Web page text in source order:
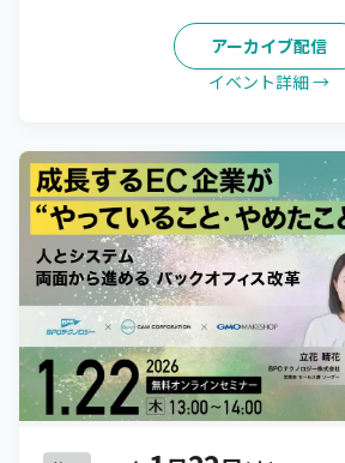
アーカイブ配信
イベント詳細 →